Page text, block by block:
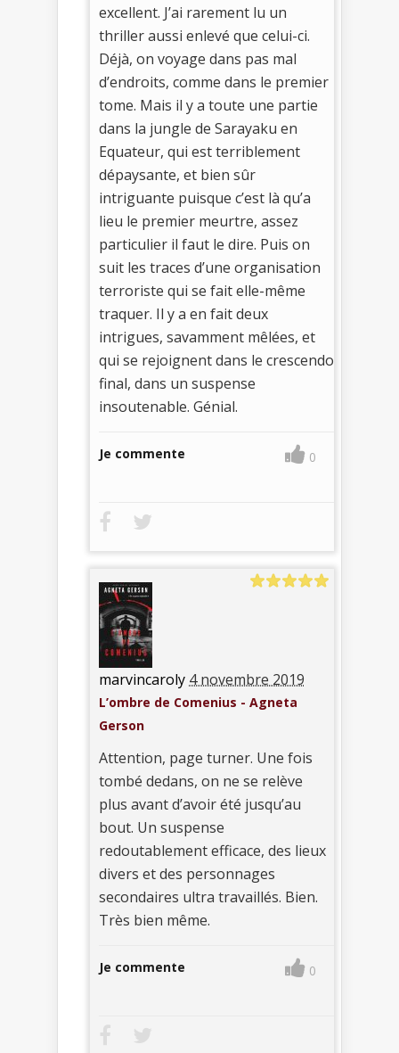
excellent. J’ai rarement lu un
thriller aussi enlevé que celui-ci.
Déjà, on voyage dans pas mal
d’endroits, comme dans le premier
tome. Mais il y a toute une partie
dans la jungle de Sarayaku en
Equateur, qui est terriblement
dépaysante, et bien sûr
intriguante puisque c’est là qu’a
lieu le premier meurtre, assez
particulier il faut le dire. Puis on
suit les traces d’une organisation
terroriste qui se fait elle-même
traquer. Il y a en fait deux
intrigues, savamment mêlées, et
qui se rejoignent dans le crescendo
final, dans un suspense
insoutenable. Génial.
Je commente 0
marvincaroly 4 novembre 2019
L’ombre de Comenius - Agneta
Gerson
Attention, page turner. Une fois
tombé dedans, on ne se relève
plus avant d’avoir été jusqu’au
bout. Un suspense
redoutablement efficace, des lieux
divers et des personnages
secondaires ultra travaillés. Bien.
Très bien même.
Je commente 0